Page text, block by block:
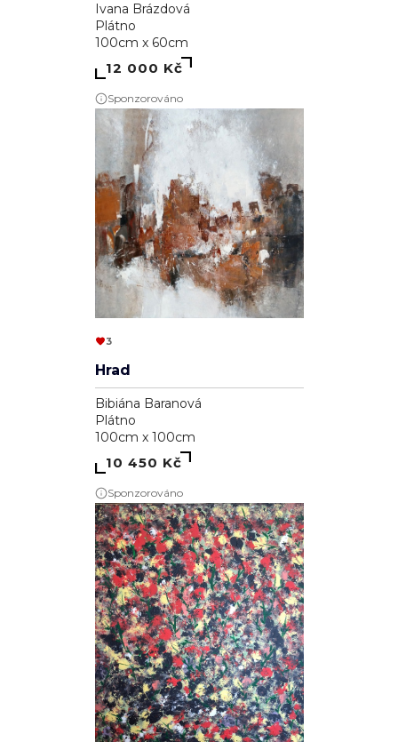
Ivana Brázdová
Plátno
100cm x 60cm
12 000 Kč
Sponzorováno
3
Hrad
Bibiána Baranová
Plátno
100cm x 100cm
10 450 Kč
Sponzorováno